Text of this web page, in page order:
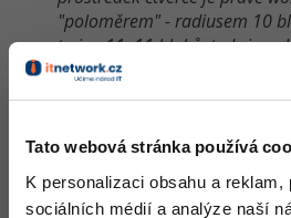
Tato webová stránka používá
K personalizaci obsahu a
sociálních médií a analýze naší
"poloměrem" - radiusem 10
to jen 11x11 bloků, tedy je
Tímto pravidlem můžete
spawn nastavit, 0
hodnota je 10. Slouží to
multiplayerových světech.